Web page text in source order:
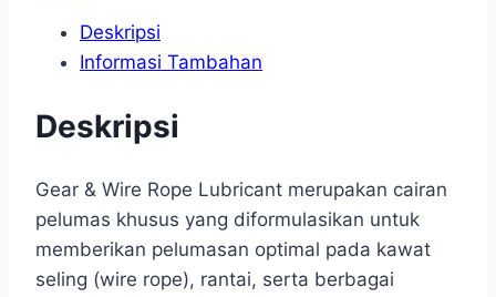
Deskripsi
Informasi Tambahan
Deskripsi
Gear & Wire Rope Lubricant merupakan cairan
pelumas khusus yang diformulasikan untuk
memberikan pelumasan optimal pada kawat
seling (wire rope), rantai, serta berbagai